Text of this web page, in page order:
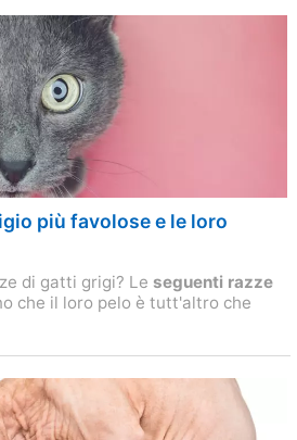
più favolose e le loro
di gatti grigi? Le seguenti razze
che il loro pelo è tutt'altro che